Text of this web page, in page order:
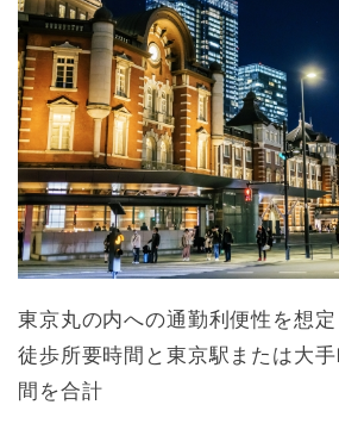
東京丸の内への通勤利便性を想
徒歩所要時間と東京駅または大
間を合計